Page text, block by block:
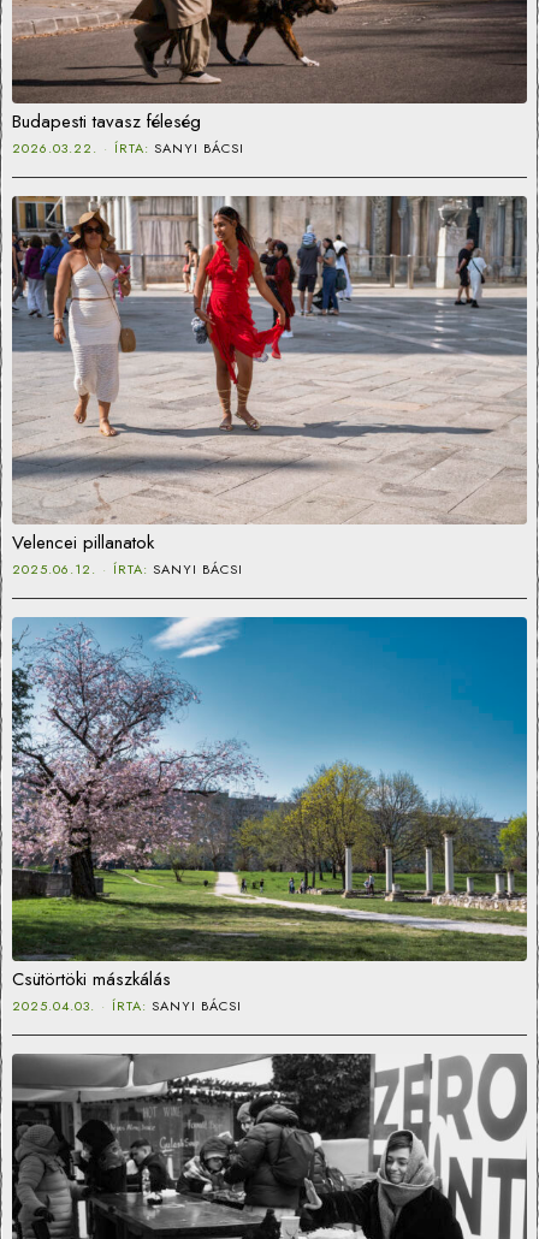
Budapesti tavasz féleség
2026.03.22. ÍRTA: SANYI BÁCSI
Velencei pillanatok
2025.06.12. ÍRTA: SANYI BÁCSI
Csütörtöki mászkálás
2025.04.03. ÍRTA: SANYI BÁCSI